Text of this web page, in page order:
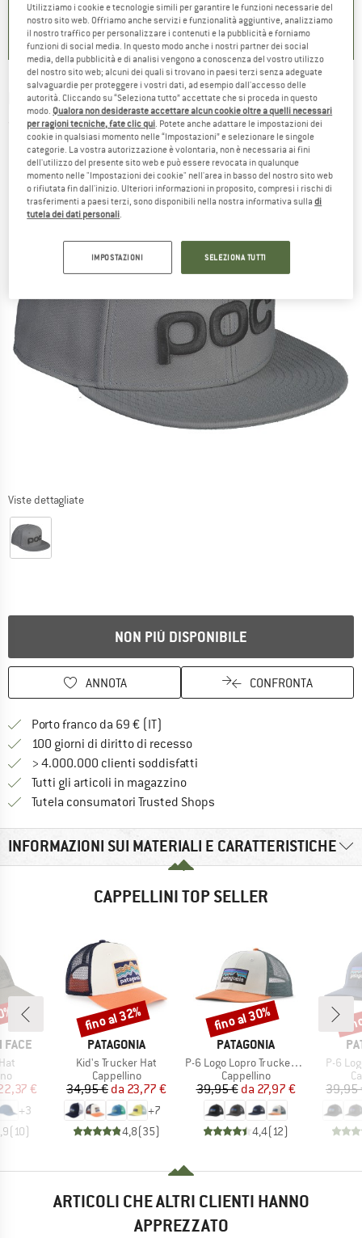
5,0(2) 4,9(23)
POC -Kid's Poc Corp Cap - Cappellino
(0)
Viste dettagliate
NON PIÙ DISPONIBILE
ANNOTA CONFRONTA
Porto franco da 69 € (IT)
100 giorni di diritto di recessoVai alla politica di recesso qui
> 4.000.000 clienti soddisfatti
Tutti gli articoli in magazzino
Tutela consumatori Trusted Shops
INFORMAZIONI SUI MATERIALI E CARATTERISTICHE
CAPPELLINI TOP SELLER
FACE
prodotti
ridotto
€
+3
(10)
MARCHIO
PATAGONIA
Articolo
Kid's Trucker Hat
Gruppo di prodotti
Cappellino
Prezzo
34,95 € Prezzo ridotto
da 23,77 €
+7
4,8(35)
Sconto
fino al 32%
MARCHIO
PATAGONIA
Articolo
P-6 Logo Lopro Trucker Hat
Gruppo di prodotti
Cappellino
Prezzo
39,95 € Prezzo ridotto
da 27,97 €
4,4(12)
Sconto
fino al 30%
Articolo
P-6
39,95
ARTICOLI CHE ALTRI CLIENTI HANNO
APPREZZATO
Utilizziamo i cookie e tecnologie simili per garantire le funzioni necessarie del
nostro sito web. Offriamo anche servizi e funzionalità aggiuntive, analizziamo
il nostro traffico per personalizzare i contenuti e la pubblicità e forniamo
funzioni di social media. In questo modo anche i nostri partner dei social
media, della pubblicità e di analisi vengono a conoscenza del vostro utilizzo
del nostro sito web; alcuni dei quali si trovano in paesi terzi senza adeguate
salvaguardie per proteggere i vostri dati, ad esempio dall'accesso delle
autorità. Cliccando su “Seleziona tutto” accettate che si proceda in questo
modo. Qualora non desideraste accettare alcun cookie oltre a quelli necessari
per ragioni tecniche, fate clic qui. Potete anche adattare le impostazioni dei
cookie in qualsiasi momento nelle “Impostazioni” e selezionare le singole
categorie. La vostra autorizzazione è volontaria, non è necessaria ai fini
dell'utilizzo del presente sito web e può essere revocata in qualunque
momento nelle "Impostazioni dei cookie" nell'area in basso del nostro sito web
o rifiutata fin dall'inizio. Ulteriori informazioni in proposito, compresi i rischi di
trasferimenti a paesi terzi, sono disponibili nella nostra informativa sulladi
tutela dei dati personali.
IMPOSTAZIONI SELEZIONA TUTTI